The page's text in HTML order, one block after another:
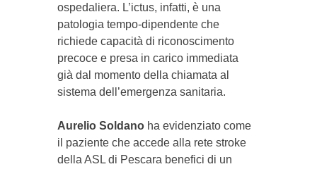
ospedaliera. L’ictus, infatti, è una
patologia tempo-dipendente che
richiede capacità di riconoscimento
precoce e presa in carico immediata
già dal momento della chiamata al
sistema dell’emergenza sanitaria.
Aurelio Soldanoha evidenziato come
il paziente che accede alla rete stroke
della ASL di Pescara benefici di un